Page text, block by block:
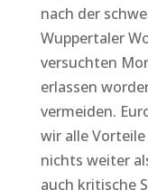
nach der
Wuppertaler
versuchten
erlassen
vermeiden.
wir alle
nichts weiter
auch kritische